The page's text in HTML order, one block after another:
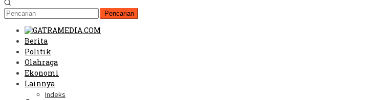
Pencarian
Berita
Politik
Olahraga
Ekonomi
Lainnya
Indeks